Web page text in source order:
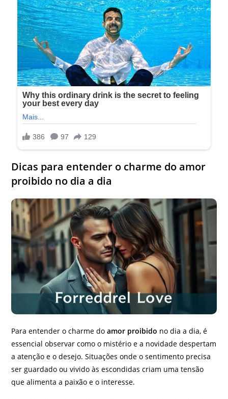
Dicas para entender o charme do amor
proibido no dia a dia
Para entender o charme doamor proibido no dia a dia, é
essencial observar como o mistério e a novidade despertam
a atenção e o desejo. Situações onde o sentimento precisa
ser guardado ou vivido às escondidas criam uma tensão
que alimenta a paixão e o interesse.